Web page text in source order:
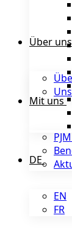
Über uns
Mit uns
DE
EN
FR